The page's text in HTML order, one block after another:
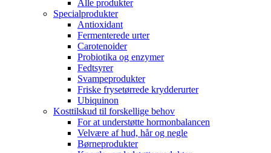
Alle produkter
Specialprodukter
Antioxidant
Fermenterede urter
Carotenoider
Probiotika og enzymer
Fedtsyrer
Svampeprodukter
Friske frysetørrede krydderurter
Ubiquinon
Kosttilskud til forskellige behov
For at understøtte hormonbalancen
Velvære af hud, hår og negle
Børneprodukter